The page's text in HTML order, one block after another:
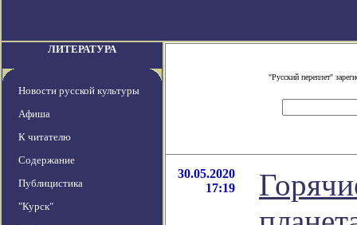
ЛИТЕРАТУРА
Новости русской культуры
Афиша
К читателю
Содержание
Публицистика
"Курск"
"Русский переплет"
30.05.2020
17:19